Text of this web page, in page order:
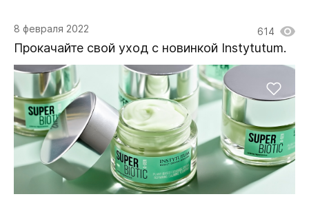
8 февраля 2022 614
Прокачайте свой уход с новинкой Instytutum.